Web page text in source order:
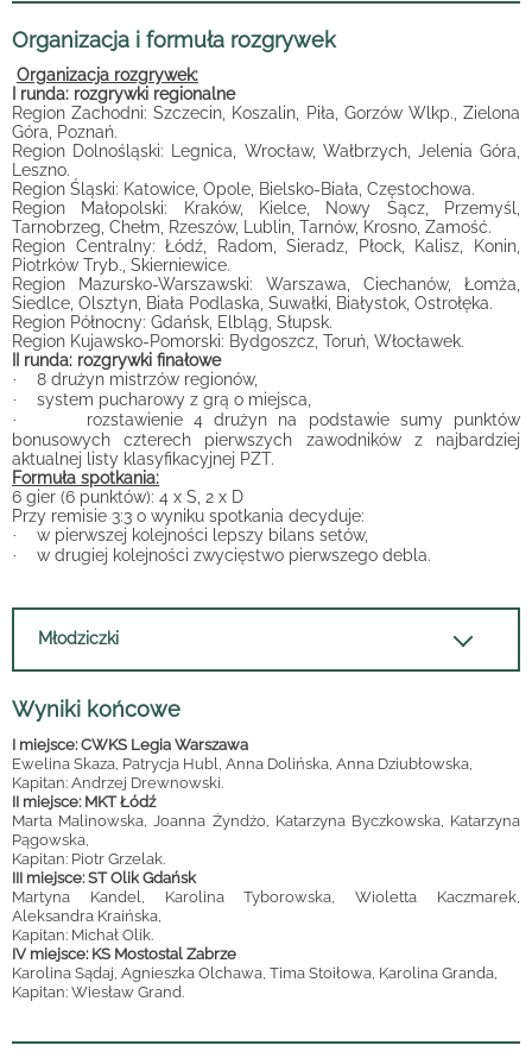
Organizacja i formuła rozgrywek
Organizacja rozgrywek:
I runda: rozgrywki regionalne
Region Zachodni: Szczecin, Koszalin, Piła, Gorzów Wlkp., Zielona
Góra, Poznań.
Region Dolnośląski: Legnica, Wrocław, Wałbrzych, Jelenia Góra,
Leszno.
Region Śląski: Katowice, Opole, Bielsko-Biała, Częstochowa.
Region Małopolski: Kraków, Kielce, Nowy Sącz, Przemyśl,
Tarnobrzeg, Chełm, Rzeszów, Lublin, Tarnów, Krosno, Zamość.
Region Centralny: Łódź, Radom, Sieradz, Płock, Kalisz, Konin,
Piotrków Tryb., Skierniewice.
Region Mazursko-Warszawski: Warszawa, Ciechanów, Łomża,
Siedlce, Olsztyn, Biała Podlaska, Suwałki, Białystok, Ostrołęka.
Region Północny: Gdańsk, Elbląg, Słupsk.
Region Kujawsko-Pomorski: Bydgoszcz, Toruń, Włocławek.
II runda: rozgrywki finałowe
· 8 drużyn mistrzów regionów,
· system pucharowy z grą o miejsca,
·
rozstawienie 4 drużyn na podstawie sumy punktów
bonusowych czterech pierwszych zawodników z najbardziej
aktualnej listy klasyfikacyjnej PZT.
Formuła spotkania:
6 gier (6 punktów): 4 x S, 2 x D
Przy remisie 3:3 o wyniku spotkania decyduje:
· w pierwszej kolejności lepszy bilans setów,
· w drugiej kolejności zwycięstwo pierwszego debla.
Młodziczki
Wyniki końcowe
I miejsce: CWKS Legia Warszawa
Ewelina Skaza, Patrycja Hubl, Anna Dolińska, Anna Dziubłowska,
Kapitan: Andrzej Drewnowski.
II miejsce: MKT Łódź
Marta Malinowska, Joanna Żyndżo, Katarzyna Byczkowska, Katarzyna
Pągowska,
Kapitan: Piotr Grzelak.
III miejsce: ST Olik Gdańsk
Martyna Kandel, Karolina Tyborowska, Wioletta Kaczmarek,
Aleksandra Kraińska,
Kapitan: Michał Olik.
IV miejsce: KS Mostostal Zabrze
Karolina Sądaj, Agnieszka Olchawa, Tima Stoiłowa, Karolina Granda,
Kapitan: Wiesław Grand.